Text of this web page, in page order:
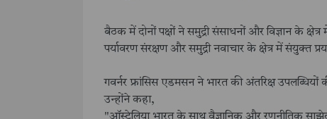
बैठक में दोनों पक्षों ने समुद्री संसाधनों और विज्ञान के
पर्यावरण संरक्षण और समुद्री नवाचार के क्षेत्र में संयुक्त
गवर्नर फ्रांसिस एडमसन ने भारत की अंतरिक्ष
उन्होंने कहा,